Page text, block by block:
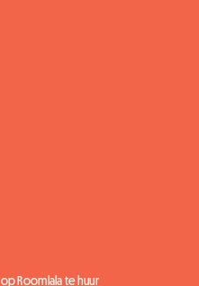
Roomlala te huur